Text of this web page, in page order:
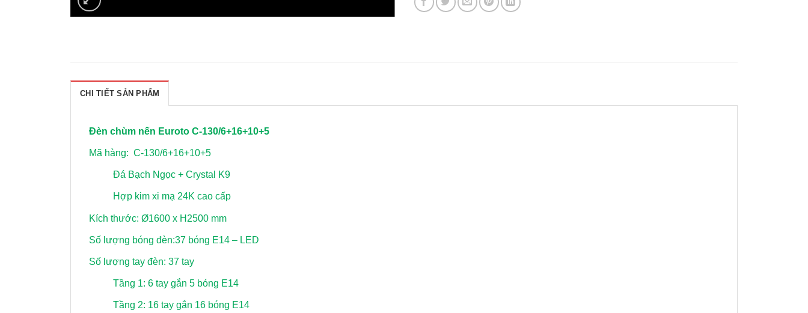
CHI TIẾT SẢN PHẨM
Đèn chùm nến Euroto C-130/6+16+10+5
Mã hàng: C-130/6+16+10+5
Đá Bạch Ngọc + Crystal K9
Hợp kim xi mạ 24K cao cấp
Kích thước: Ø1600 x H2500 mm
Số lượng bóng đèn:37 bóng E14 – LED
Số lượng tay đèn: 37 tay
Tầng 1: 6 tay gắn 5 bóng E14
Tầng 2: 16 tay gắn 16 bóng E14